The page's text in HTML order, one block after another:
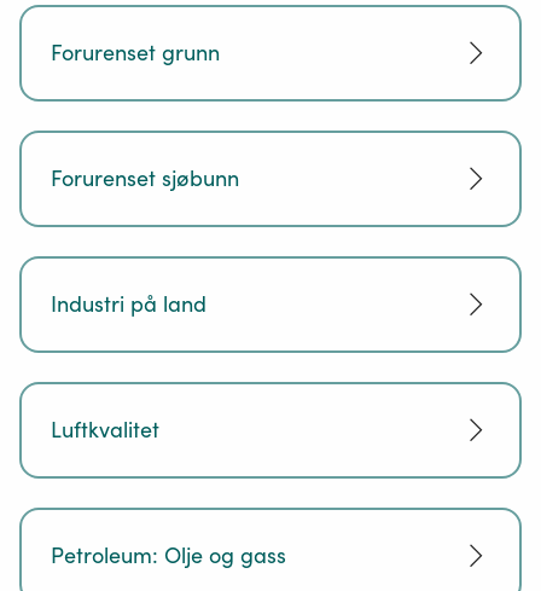
Forurenset grunn
Forurenset sjøbunn
Industri på land
Luftkvalitet
Petroleum: Olje og gass